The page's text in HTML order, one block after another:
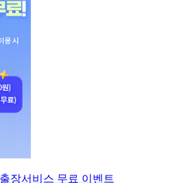
장서비스 무료 이벤트